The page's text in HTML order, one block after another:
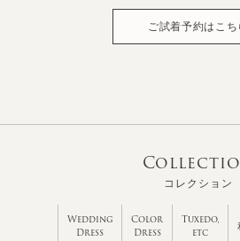
ご試着予約はこち
コレクション
Wedding
Dress
Color
Dress
Tuxedo,
etc